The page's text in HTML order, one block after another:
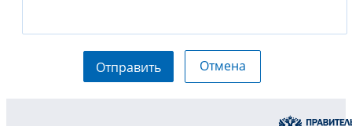
Отправить Отмена